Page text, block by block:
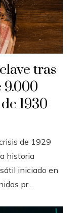
tras
9.000
1930
de 1929
historia
iniciado en
pr...